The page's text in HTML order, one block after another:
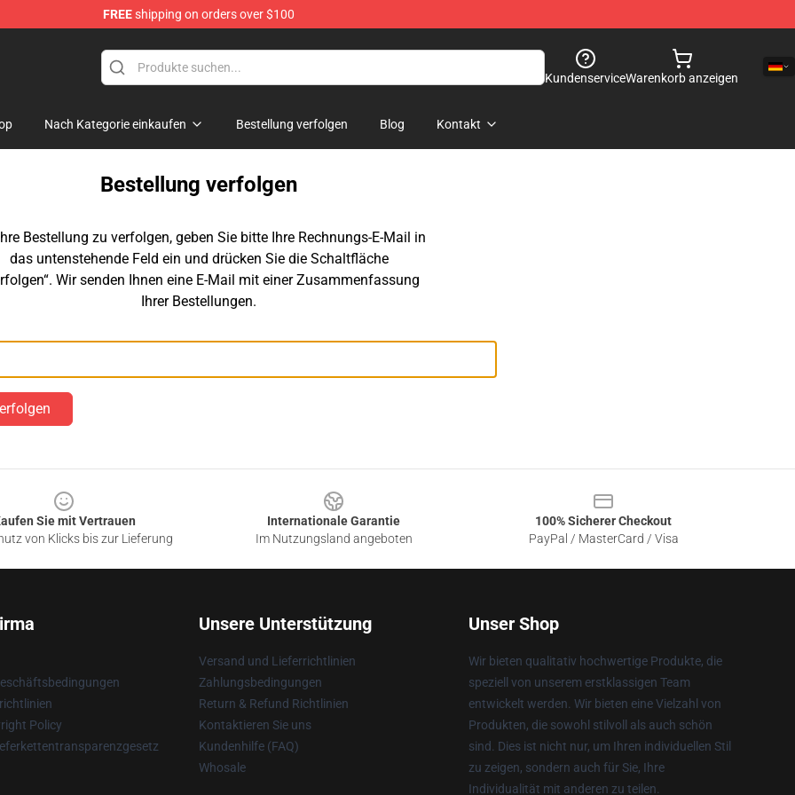
FREEshipping on orders over $100
KundenserviceWarenkorb anzeigen
Nach Kategorie einkaufen Bestellung verfolgen Blog Kontakt
Bestellung verfolgen
Bestellung zu verfolgen, geben Sie bitte Ihre Rechnungs-E-Mail in
das untenstehende Feld ein und drücken Sie die Schaltfläche
Wir senden Ihnen eine E-Mail mit einer Zusammenfassung
Ihrer Bestellungen.
Sie mit Vertrauen
von Klicks bis zur Lieferung
Internationale Garantie
Im Nutzungsland angeboten
100% Sicherer Checkout
PayPal / MasterCard / Visa
Policy
Unsere Unterstützung
Versand und Lieferrichtlinien
Zahlungsbedingungen
Return & Refund Richtlinien
Kontaktieren Sie uns
Kundenhilfe (FAQ)
Whosale
Unser Shop
Wir bieten qualitativ hochwertige Produkte, die
speziell von unserem erstklassigen Team
entwickelt werden. Wir bieten eine Vielzahl von
Produkten, die sowohl stilvoll als auch schön
sind. Dies ist nicht nur, um Ihren individuellen Stil
zu zeigen, sondern auch für Sie, Ihre
Individualität mit anderen zu teilen.